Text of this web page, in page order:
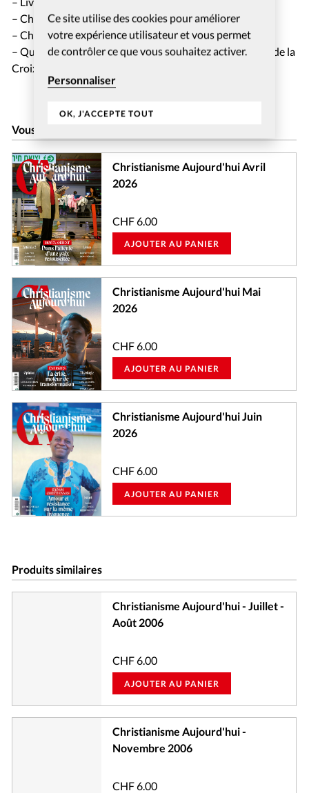
Ce site utilise des cookies pour améliorer
votre expérience utilisateur et vous permet
de contrôler ce que vous souhaitez activer.
Personnaliser
OK, J'ACCEPTE TOUT
– Chronique cinéma: Lumière du monde
– Chronique musicale: «Money for nothing», Dire Straits
– Qui dites-vous que je suis? avec l’ancienne présidente de la
Croix-Rouge française
Vous aimerez peut-être aussi…
Christianisme Aujourd'hui Avril
2026
CHF6.00
AJOUTER AU PANIER
Christianisme Aujourd'hui Mai
2026
CHF6.00
AJOUTER AU PANIER
Christianisme Aujourd'hui Juin
2026
CHF6.00
AJOUTER AU PANIER
Produits similaires
Christianisme Aujourd'hui - Juillet -
Août 2006
CHF6.00
AJOUTER AU PANIER
Christianisme Aujourd'hui -
Novembre 2006
CHF6.00